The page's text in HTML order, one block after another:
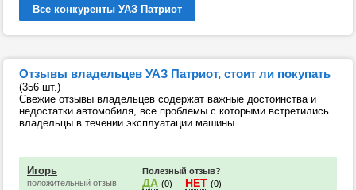
Все конкуренты УАЗ Патриот
Отзывы владельцев УАЗ Патриот, стоит ли покупать
(356 шт.)
Свежие отзывы владельцев содержат важные достоинства и
недостатки автомобиля, все проблемы с которыми встретились
владельцы в течении эксплуатации машины.
Игорь
положительный отзыв
Полезный отзыв?
ДА (0) НЕТ (0)